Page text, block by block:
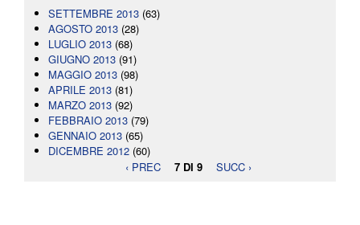
SETTEMBRE 2013 (63)
AGOSTO 2013 (28)
LUGLIO 2013 (68)
GIUGNO 2013 (91)
MAGGIO 2013 (98)
APRILE 2013 (81)
MARZO 2013 (92)
FEBBRAIO 2013 (79)
GENNAIO 2013 (65)
DICEMBRE 2012 (60)
‹ PREC
7 DI 9 SUCC ›